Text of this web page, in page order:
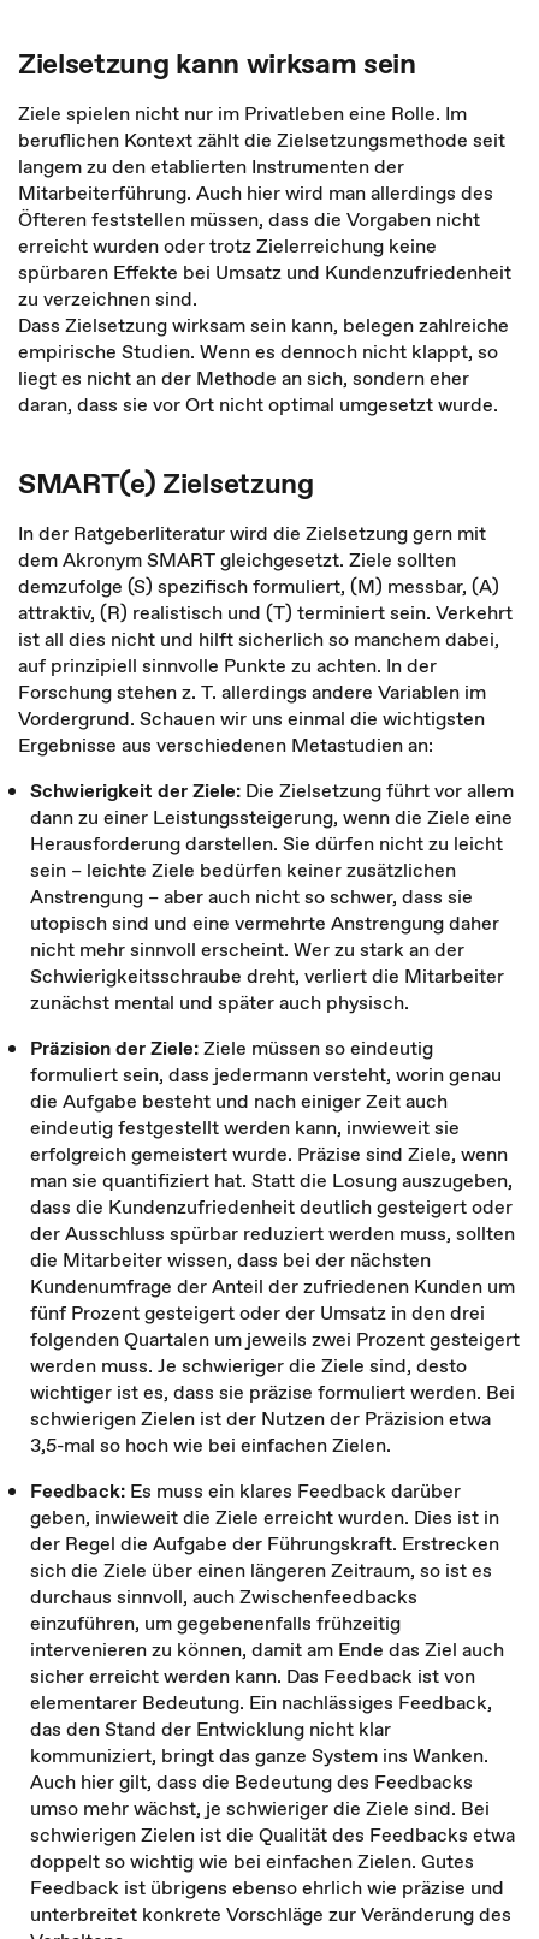
Zielsetzung kann wirksam sein
Ziele spielen nicht nur im Privatleben eine Rolle. Im
beruflichen Kontext zählt die Zielsetzungsmethode seit
langem zu den etablierten Instrumenten der
Mitarbeiterführung. Auch hier wird man allerdings des
Öfteren feststellen müssen, dass die Vorgaben nicht
erreicht wurden oder trotz Zielerreichung keine
spürbaren Effekte bei Umsatz und Kundenzufriedenheit
zu verzeichnen sind.
Dass Zielsetzung wirksam sein kann, belegen zahlreiche
empirische Studien. Wenn es dennoch nicht klappt, so
liegt es nicht an der Methode an sich, sondern eher
daran, dass sie vor Ort nicht optimal umgesetzt wurde.
SMART(e) Zielsetzung
In der Ratgeberliteratur wird die Zielsetzung gern mit
dem Akronym SMART gleichgesetzt. Ziele sollten
demzufolge (S) spezifisch formuliert, (M) messbar, (A)
attraktiv, (R) realistisch und (T) terminiert sein. Verkehrt
ist all dies nicht und hilft sicherlich so manchem dabei,
auf prinzipiell sinnvolle Punkte zu achten. In der
Forschung stehen z. T. allerdings andere Variablen im
Vordergrund. Schauen wir uns einmal die wichtigsten
Ergebnisse aus verschiedenen Metastudien an:
Schwierigkeit der Ziele: Die Zielsetzung führt vor allem
dann zu einer Leistungssteigerung, wenn die Ziele eine
Herausforderung darstellen. Sie dürfen nicht zu leicht
sein – leichte Ziele bedürfen keiner zusätzlichen
Anstrengung – aber auch nicht so schwer, dass sie
utopisch sind und eine vermehrte Anstrengung daher
nicht mehr sinnvoll erscheint. Wer zu stark an der
Schwierigkeitsschraube dreht, verliert die Mitarbeiter
zunächst mental und später auch physisch.
Präzision der Ziele:Ziele müssen so eindeutig
formuliert sein, dass jedermann versteht, worin genau
die Aufgabe besteht und nach einiger Zeit auch
eindeutig festgestellt werden kann, inwieweit sie
erfolgreich gemeistert wurde. Präzise sind Ziele, wenn
man sie quantifiziert hat. Statt die Losung auszugeben,
dass die Kundenzufriedenheit deutlich gesteigert oder
der Ausschluss spürbar reduziert werden muss, sollten
die Mitarbeiter wissen, dass bei der nächsten
Kundenumfrage der Anteil der zufriedenen Kunden um
fünf Prozent gesteigert oder der Umsatz in den drei
folgenden Quartalen um jeweils zwei Prozent gesteigert
werden muss. Je schwieriger die Ziele sind, desto
wichtiger ist es, dass sie präzise formuliert werden. Bei
schwierigen Zielen ist der Nutzen der Präzision etwa
3,5-mal so hoch wie bei einfachen Zielen.
Feedback: Es muss ein klares Feedback darüber
geben, inwieweit die Ziele erreicht wurden. Dies ist in
der Regel die Aufgabe der Führungskraft. Erstrecken
sich die Ziele über einen längeren Zeitraum, so ist es
durchaus sinnvoll, auch Zwischenfeedbacks
einzuführen, um gegebenenfalls frühzeitig
intervenieren zu können, damit am Ende das Ziel auch
sicher erreicht werden kann. Das Feedback ist von
elementarer Bedeutung. Ein nachlässiges Feedback,
das den Stand der Entwicklung nicht klar
kommuniziert, bringt das ganze System ins Wanken.
Auch hier gilt, dass die Bedeutung des Feedbacks
umso mehr wächst, je schwieriger die Ziele sind. Bei
schwierigen Zielen ist die Qualität des Feedbacks etwa
doppelt so wichtig wie bei einfachen Zielen. Gutes
Feedback ist übrigens ebenso ehrlich wie präzise und
unterbreitet konkrete Vorschläge zur Veränderung des